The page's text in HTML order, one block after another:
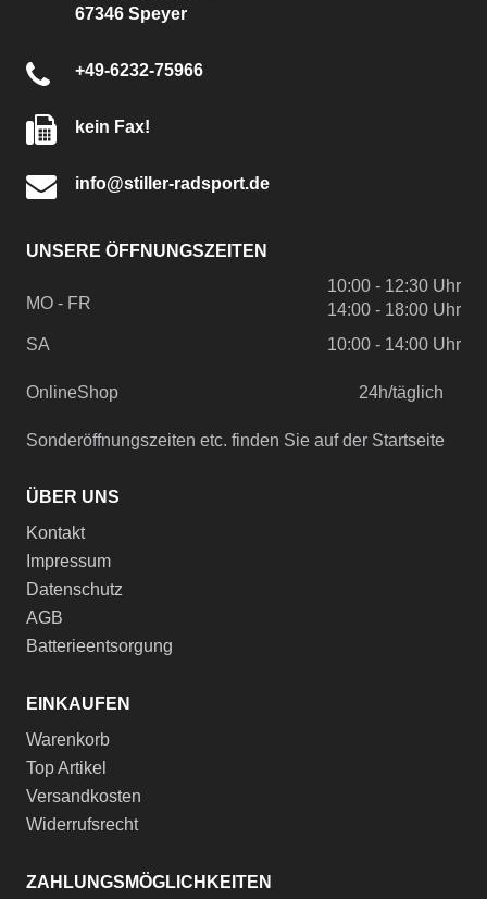
67346 Speyer
+49-6232-75966
kein Fax!
info@stiller-radsport.de
UNSERE ÖFFNUNGSZEITEN
MO - FR
10:00 - 12:30 Uhr
14:00 - 18:00 Uhr
SA
10:00 - 14:00 Uhr
OnlineShop 24h/täglich
Sonderöffnungszeiten etc. finden Sie auf der Startseite
ÜBER UNS
Kontakt
Impressum
Datenschutz
AGB
Batterieentsorgung
EINKAUFEN
Warenkorb
Top Artikel
Versandkosten
Widerrufsrecht
ZAHLUNGSMÖGLICHKEITEN